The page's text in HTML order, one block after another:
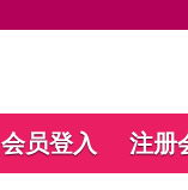
会员登入 注册